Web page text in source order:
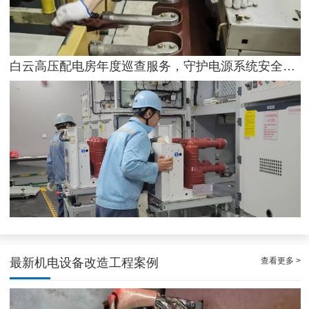
白云高压配电房年度巡查服务，守护电源系统安全稳定运行
最新机电设备改造工程案例
查看更多 >